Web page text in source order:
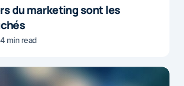
du marketing sont les
4 min read